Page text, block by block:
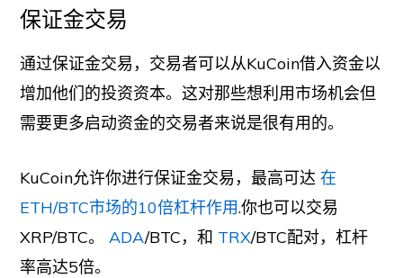
保证金交易
通过保证金交易，交易者可以从KuCoin借入资金以
增加他们的投资资本。这对那些想利用市场机会但
需要更多启动资金的交易者来说是很有用的。
KuCoin允许你进行保证金交易，最高可达在
ETH/BTC市场的10倍杠杆作用.你也可以交易
XRP/BTC。 ADA/BTC，和 TRX/BTC配对，杠杆
率高达5倍。